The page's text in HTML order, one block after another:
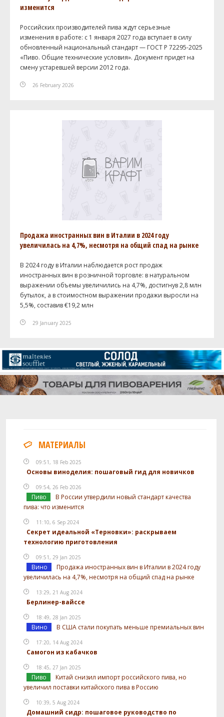
изменится
Российских производителей пива ждут серьезные
изменения в работе: с 1 января 2027 года вступает в силу
обновленный национальный стандарт — ГОСТ Р 72295-2025
«Пиво. Общие технические условия». Документ придет на
смену устаревшей версии 2012 года.
26 February 2026
Продажа иностранных вин в Италии в 2024 году
увеличилась на 4,7%, несмотря на общий спад на рынке
В 2024 году в Италии наблюдается рост продаж
иностранных вин в розничной торговле: в натуральном
выражении объемы увеличились на 4,7%, достигнув 2,8 млн
бутылок, а в стоимостном выражении продажи выросли на
5,5%, составив €19,2 млн
29 January 2025
МАТЕРИАЛЫ
09:51, 18 Feb 2025
Основы виноделия: пошаговый гид для новичков
09:54, 26 Feb 2026
Пиво
В России утвердили новый стандарт качества
пива: что изменится
11:10, 6 Sep 2024
Секрет идеальной «Терновки»: раскрываем
технологию приготовления
09:51, 29 Jan 2025
Вино
Продажа иностранных вин в Италии в 2024 году
увеличилась на 4,7%, несмотря на общий спад на рынке
13:29, 21 Aug 2024
Берлинер-вайссе
18:49, 28 Jan 2025
Вино В США стали покупать меньше премиальных вин
17:20, 14 Aug 2024
Самогон из кабачков
18:45, 27 Jan 2025
Пиво
Китай снизил импорт российского пива, но
увеличил поставки китайского пива в Россию
10:39, 5 Aug 2024
Домашний сидр: пошаговое руководство по